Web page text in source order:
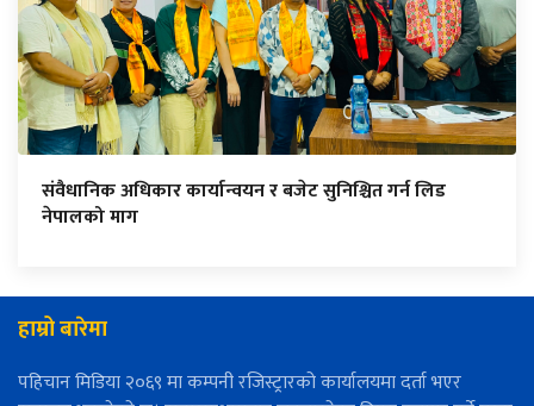
संवैधानिक अधिकार कार्यान्वयन र बजेट सुनिश्चित गर्न लिड
नेपालको माग
हाम्रो बारेमा
पहिचान मिडिया २०६९ मा कम्पनी रजिस्ट्रारको कार्यालयमा दर्ता भएर